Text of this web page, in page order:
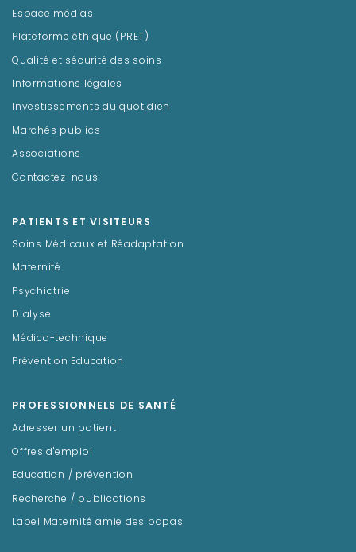
Espace médias
Plateforme éthique (PRET)
Qualité et sécurité des soins
Informations légales
Investissements du quotidien
Marchés publics
Associations
Contactez-nous
PATIENTS ET VISITEURS
Soins Médicaux et Réadaptation
Maternité
Psychiatrie
Dialyse
Médico-technique
Prévention Education
PROFESSIONNELS DE SANTÉ
Adresser un patient
Offres d'emploi
Education / prévention
Recherche / publications
Label Maternité amie des papas